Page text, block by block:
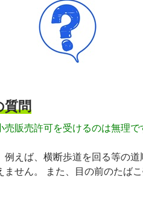
質問
販売許可を受けるのは無理で
えば、横断歩道を回る等の
せん。 また、目の前のたば